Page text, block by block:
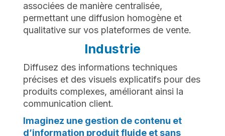
associées de manière centralisée,
permettant une diffusion homogène et
qualitative sur vos plateformes de vente.
Industrie
Diffusez des informations techniques
précises et des visuels explicatifs pour des
produits complexes, améliorant ainsi la
communication client.
Imaginez une gestion de contenu et
d’information produit fluide et sans